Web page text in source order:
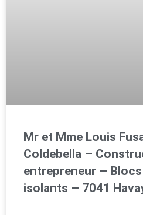
Mr et Mme Louis
Coldebella –
entrepreneur –
isolants – 7041